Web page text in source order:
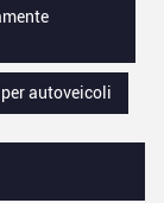
autoveicoli